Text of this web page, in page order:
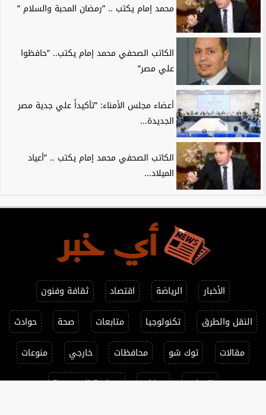
محمد إمام يكتب .. ”رمضان المحبة والسلام ”
الكاتب الصحفي محمد إمام يكتب.. ”حافظوا
علي مصر”
أعضاء مجلس الأمناء: ”تأكيداً علي جدية مصر
الجديدة...
الكاتب الصحفي محمد إمام يكتب .. ”أعياد
الميلاد...
الأخبار الرياضة اقتصاد
ثقافة وفنون
النقل والطرق
تكنولوجيا متابعات صحة
حوادث
مقالات
توك شو محافظات خارجي
منوعات
التعليم
حوارات سياسة الخصوصية